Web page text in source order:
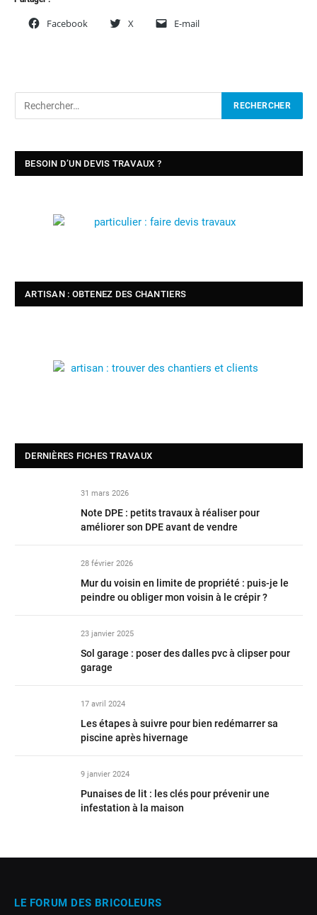
Facebook X E-mail
BESOIN D’UN DEVIS TRAVAUX ?
ARTISAN : OBTENEZ DES CHANTIERS
DERNIÈRES FICHES TRAVAUX
31 mars 2026
Note DPE : petits travaux à réaliser pour
améliorer son DPE avant de vendre
28 février 2026
Mur du voisin en limite de propriété : puis-je le
peindre ou obliger mon voisin à le crépir ?
23 janvier 2025
Sol garage : poser des dalles pvc à clipser pour
garage
17 avril 2024
Les étapes à suivre pour bien redémarrer sa
piscine après hivernage
9 janvier 2024
Punaises de lit : les clés pour prévenir une
infestation à la maison
LE FORUM DES BRICOLEURS